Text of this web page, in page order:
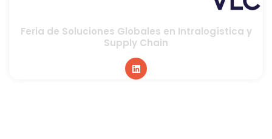
Feria de Soluciones Globales en Intralogística y
Supply Chain